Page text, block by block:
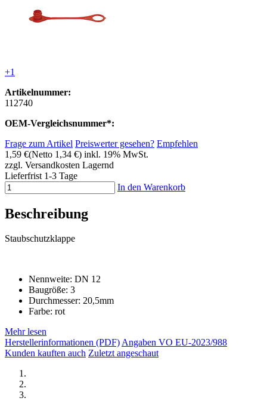
+1
Artikelnummer:
112740
OEM-Vergleichsnummer*:
Frage zum Artikel Preiswerter gesehen? Empfehlen
1,59 €(Netto 1,34 €) inkl. 19% MwSt.
zzgl. Versandkosten Lagernd
Lieferfrist 1-3 Tage
In den Warenkorb
Beschreibung
Staubschutzklappe
Nennweite: DN 12
Baugröße: 3
Durchmesser: 20,5mm
Farbe: rot
Mehr lesen
Herstellerinformationen (PDF)Angaben VO EU-2023/988
Kunden kauften auch Zuletzt angeschaut